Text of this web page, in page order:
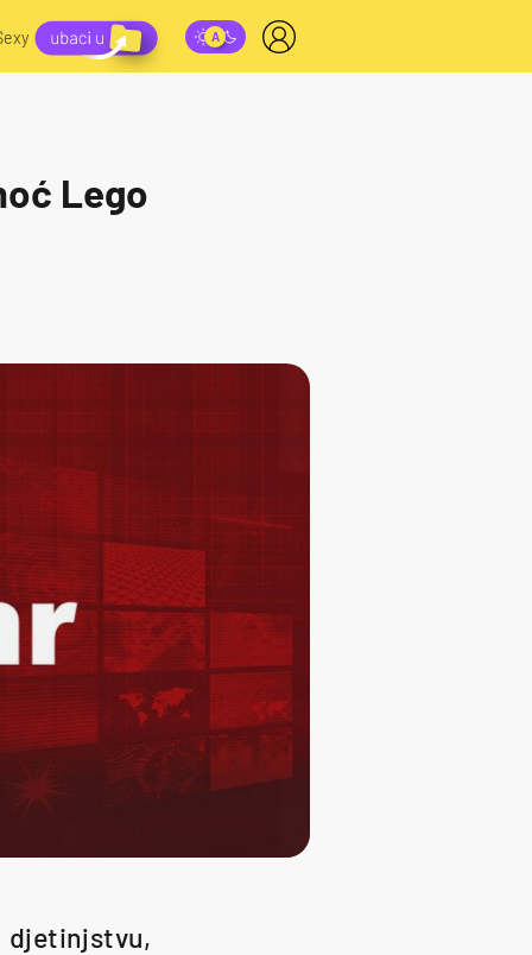
Lego
djetinjstvu,